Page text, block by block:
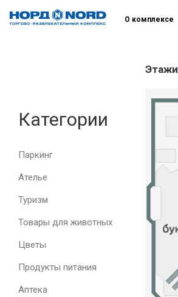
Категории
Паркинг
Ателье
Туризм
Товары для животных
Цветы
Продукты питания
Аптека
О комплексе
Этажи